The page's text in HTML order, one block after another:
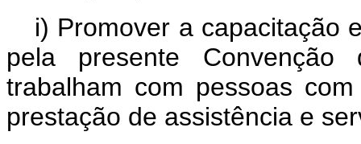
i) Promover a capacitação
pela presente
trabalham com pessoas
prestação de assistência e